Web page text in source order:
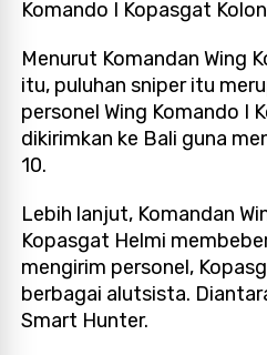
Komando I Kopasgat
Menurut Komandan Wing
itu, puluhan sniper itu
personel Wing Komando I
dikirimkan ke Bali guna
10.
Lebih lanjut, Komandan
Kopasgat Helmi
mengirim personel,
berbagai alutsista.
Smart Hunter.